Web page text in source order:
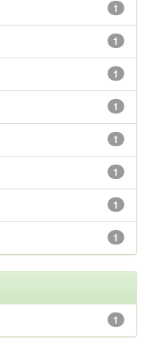
1
1
1
1
1
1
1
1
1